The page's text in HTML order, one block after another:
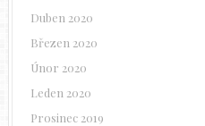
Duben 2020
Březen 2020
Únor 2020
Leden 2020
Prosinec 2019